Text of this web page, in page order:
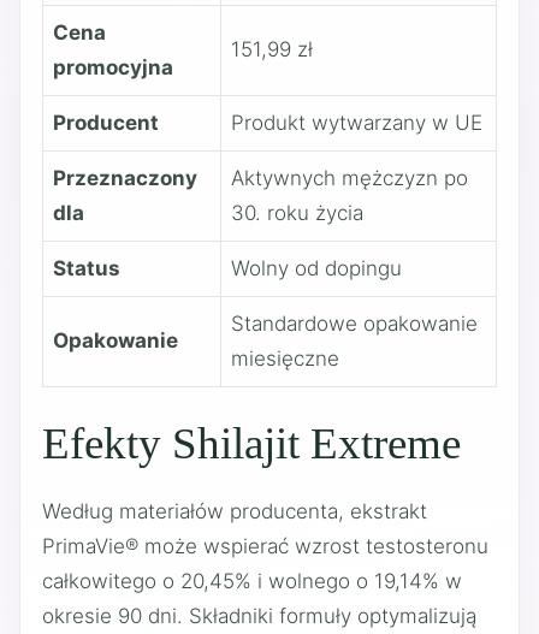
Cena
promocyjna
151,99 zł
Producent Produkt wytwarzany w UE
Przeznaczony
dla
Aktywnych mężczyzn po
30. roku życia
Status Wolny od dopingu
Opakowanie
Standardowe opakowanie
miesięczne
Efekty Shilajit Extreme
Według materiałów producenta, ekstrakt
PrimaVie® może wspierać wzrost testosteronu
całkowitego o 20,45% i wolnego o 19,14% w
okresie 90 dni. Składniki formuły optymalizują